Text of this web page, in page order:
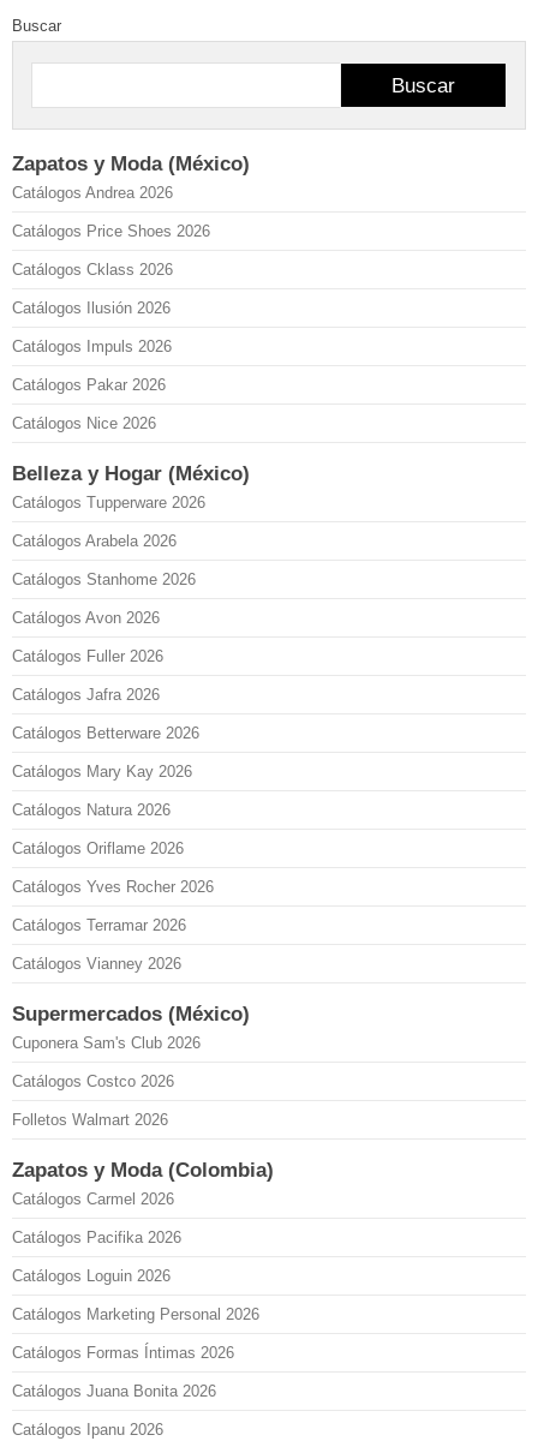
Buscar
Buscar
Zapatos y Moda (México)
Catálogos Andrea 2026
Catálogos Price Shoes 2026
Catálogos Cklass 2026
Catálogos Ilusión 2026
Catálogos Impuls 2026
Catálogos Pakar 2026
Catálogos Nice 2026
Belleza y Hogar (México)
Catálogos Tupperware 2026
Catálogos Arabela 2026
Catálogos Stanhome 2026
Catálogos Avon 2026
Catálogos Fuller 2026
Catálogos Jafra 2026
Catálogos Betterware 2026
Catálogos Mary Kay 2026
Catálogos Natura 2026
Catálogos Oriflame 2026
Catálogos Yves Rocher 2026
Catálogos Terramar 2026
Catálogos Vianney 2026
Supermercados (México)
Cuponera Sam's Club 2026
Catálogos Costco 2026
Folletos Walmart 2026
Zapatos y Moda (Colombia)
Catálogos Carmel 2026
Catálogos Pacifika 2026
Catálogos Loguin 2026
Catálogos Marketing Personal 2026
Catálogos Formas Íntimas 2026
Catálogos Juana Bonita 2026
Catálogos Ipanu 2026